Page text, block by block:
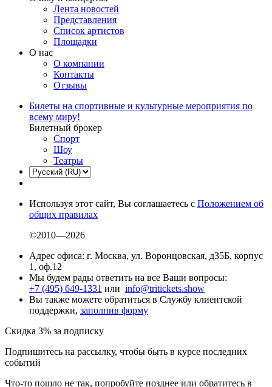
Лента новостей
Представления
Список артистов
Площадки
О нас
О компании
Контакты
Отзывы
Билеты на спортивные и культурные мероприятия по
всему миру!
Билетный брокер
Спорт
Шоу
Театры
Используя этот сайт, Вы соглашаетесь с Положением об
общих правилах
©2010—2026
Адрес офиса: г. Москва, ул. Воронцовская, д35Б, корпус
1, оф.12
Мы будем рады ответить на все Ваши вопросы:
+7 (495) 649-1331 или info@tritickets.show
Вы также можете обратиться в Службу клиентской
поддержки, заполнив форму
Скидка 3% за подписку
Подпишитесь на рассылку, чтобы быть в курсе последних
событий
Что-то пошло не так, попробуйте позднее или обратитесь в